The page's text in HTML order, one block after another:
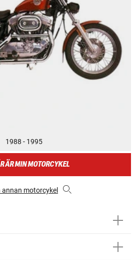
1988 - 1995
ÄR MIN MOTORCYKEL
annan motorcykel